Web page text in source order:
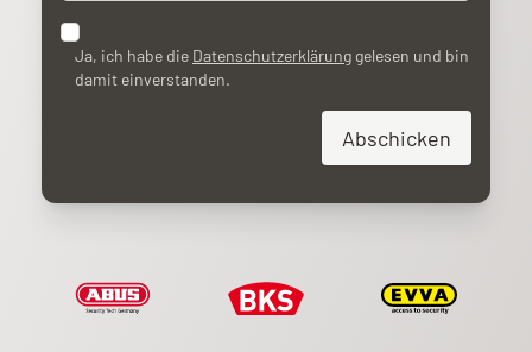
Datenschutz
Ja, ich habe die Datenschutzerklärung
damit einverstanden.
Abschicken